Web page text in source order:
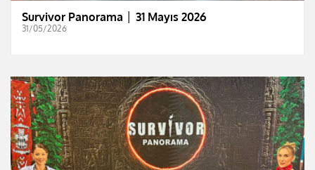
Survivor Panorama │ 31 Mayıs 2026
31/05/2026